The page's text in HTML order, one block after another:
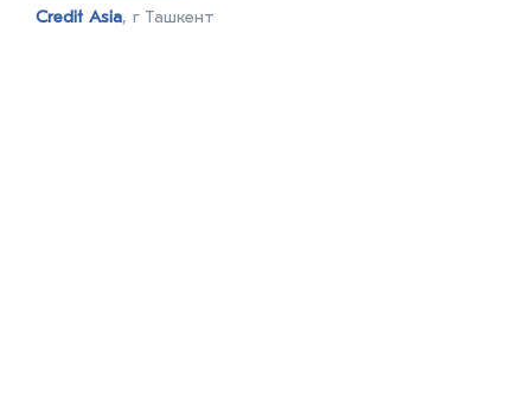
Credit Asia, г Ташкент